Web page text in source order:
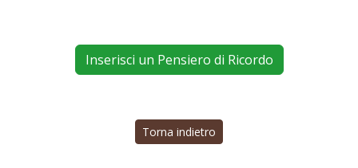
Inserisci un Pensiero di Ricordo
Torna indietro